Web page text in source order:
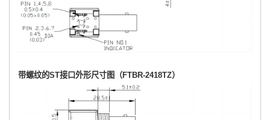
带螺纹的ST接口外形尺寸图（FTBR-2418TZ）